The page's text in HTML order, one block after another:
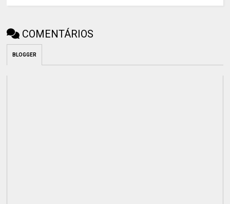
COMENTÁRIOS
BLOGGER